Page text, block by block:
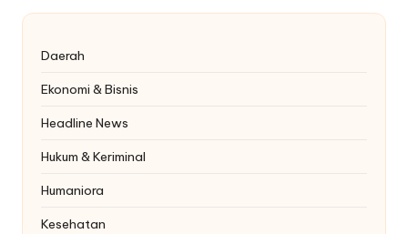
Daerah
Ekonomi & Bisnis
Headline News
Hukum & Keriminal
Humaniora
Kesehatan